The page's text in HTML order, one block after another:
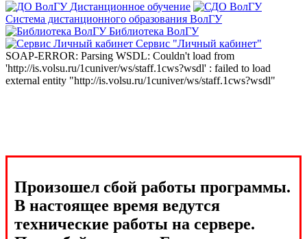
Дистанционное обучение
Система дистанционного образования ВолГУ
Библиотека ВолГУ
Сервис "Личный кабинет"
SOAP-ERROR: Parsing WSDL: Couldn't load from
'http://is.volsu.ru/1cuniver/ws/staff.1cws?wsdl' : failed to load
external entity "http://is.volsu.ru/1cuniver/ws/staff.1cws?wsdl"
Произошел сбой работы программы.
В настоящее время ведутся
технические работы на сервере.